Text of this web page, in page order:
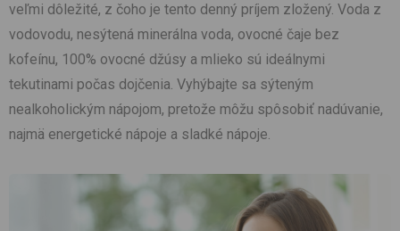
veľmi dôležité, z čoho je tento denný príjem zložený. Voda z
vodovodu, nesýtená minerálna voda, ovocné čaje bez
kofeínu, 100% ovocné džúsy a mlieko sú ideálnymi
tekutinami počas dojčenia. Vyhýbajte sa sýteným
nealkoholickým nápojom, pretože môžu spôsobiť nadúvanie,
najmä energetické nápoje a sladké nápoje.